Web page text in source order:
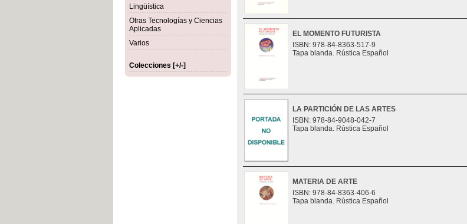
Lingüística
Otras Tecnologías y Ciencias
Aplicadas
Varios
Colecciones [+/-]
EL MOMENTO FUTURISTA
ISBN: 978-84-8363-517-9
Tapa blanda. Rústica Español
LA PARTICIÓN DE LAS ARTES
ISBN: 978-84-9048-042-7
Tapa blanda. Rústica Español
MATERIA DE ARTE
ISBN: 978-84-8363-406-6
Tapa blanda. Rústica Español